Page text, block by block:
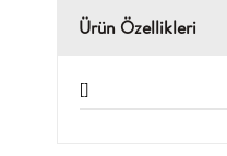
Ürün Özellikleri
[]